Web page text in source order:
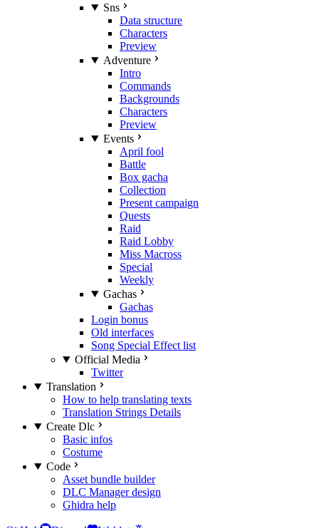
Sns
Data structure
Characters
Preview
Adventure
Intro
Commands
Backgrounds
Characters
Preview
Events
April fool
Battle
Box gacha
Collection
Present campaign
Quests
Raid
Raid Lobby
Miss Macross
Special
Weekly
Gachas
Gachas
Login bonus
Old interfaces
Song Special Effect list
Official Media
Twitter
Translation
How to help translating texts
Translation Strings Details
Create Dlc
Basic infos
Costume
Code
Asset bundle builder
DLC Manager design
Ghidra help